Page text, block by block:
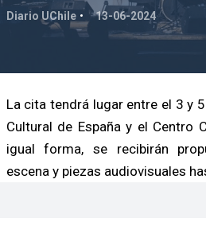
Diario UChile 13-06-2024
La cita tendrá lugar entre el 3 y
Cultural de España y el Centro
igual forma, se recibirán
escena y piezas audiovisuales